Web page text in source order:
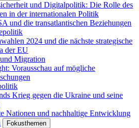
und Digitalpolitik: Die Rolle des
in der internationalen Politik
und die transatlantischen Beziehungen
2024 und die nächste strategische
der EU
Migration
Vorausschau auf mögliche
Krieg gegen die Ukraine und seine
Nationen und nachhaltige Entwicklung
Fokusthemen